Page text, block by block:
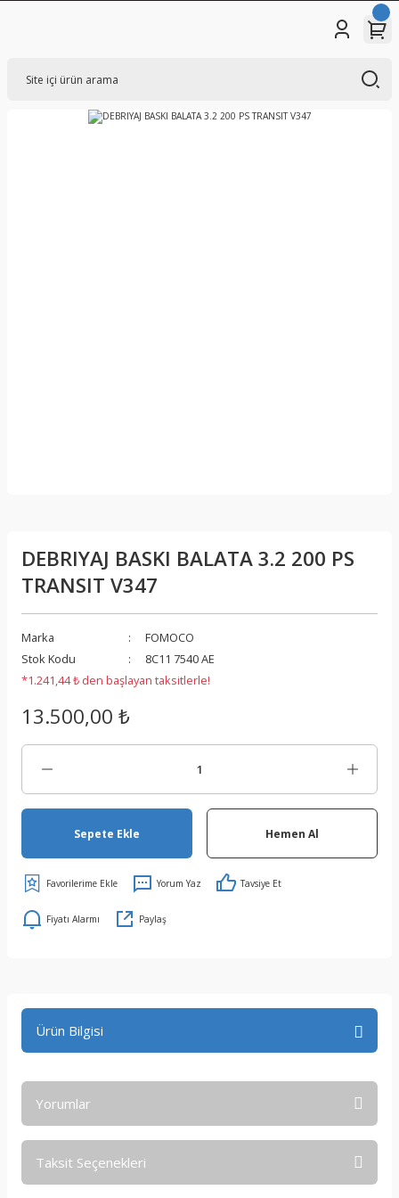
DEBRIYAJ BASKI BALATA 3.2 200 PS
TRANSIT V347
Marka
FOMOCO
Stok Kodu
8C11 7540 AE
*1.241,44 ₺ den başlayan taksitlerle!
13.500,00 ₺
Sepete Ekle Hemen Al
Yorum Yaz Tavsiye Et
Fiyatı Alarmı Paylaş
Ürün Bilgisi
Yorumlar
Taksit Seçenekleri